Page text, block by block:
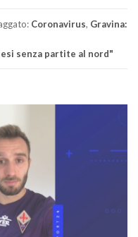
Coronavirus, Gravina:
senza partite al nord"